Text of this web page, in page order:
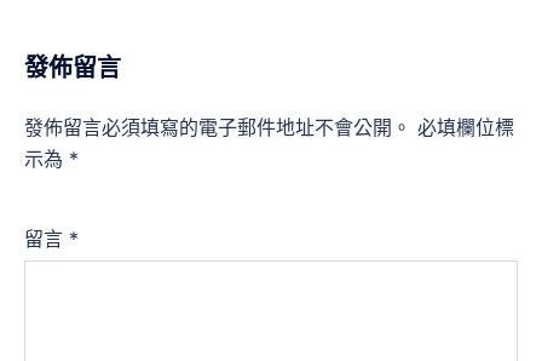
發佈留言
發佈留言必須填寫的電子郵件地址不會公開。 必填欄位標
示為 *
留言 *